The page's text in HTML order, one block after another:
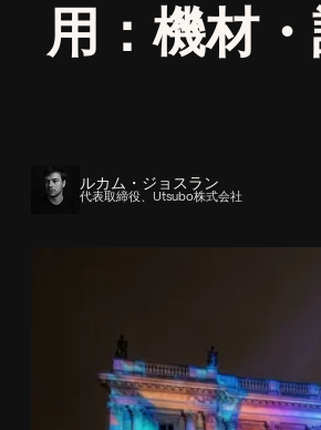
用：機材
ルカム・ジョスラン
代表取締役、Utsubo株式会社